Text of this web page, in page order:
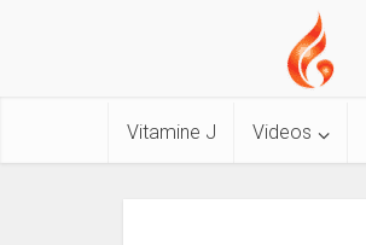
Vitamine J Videos